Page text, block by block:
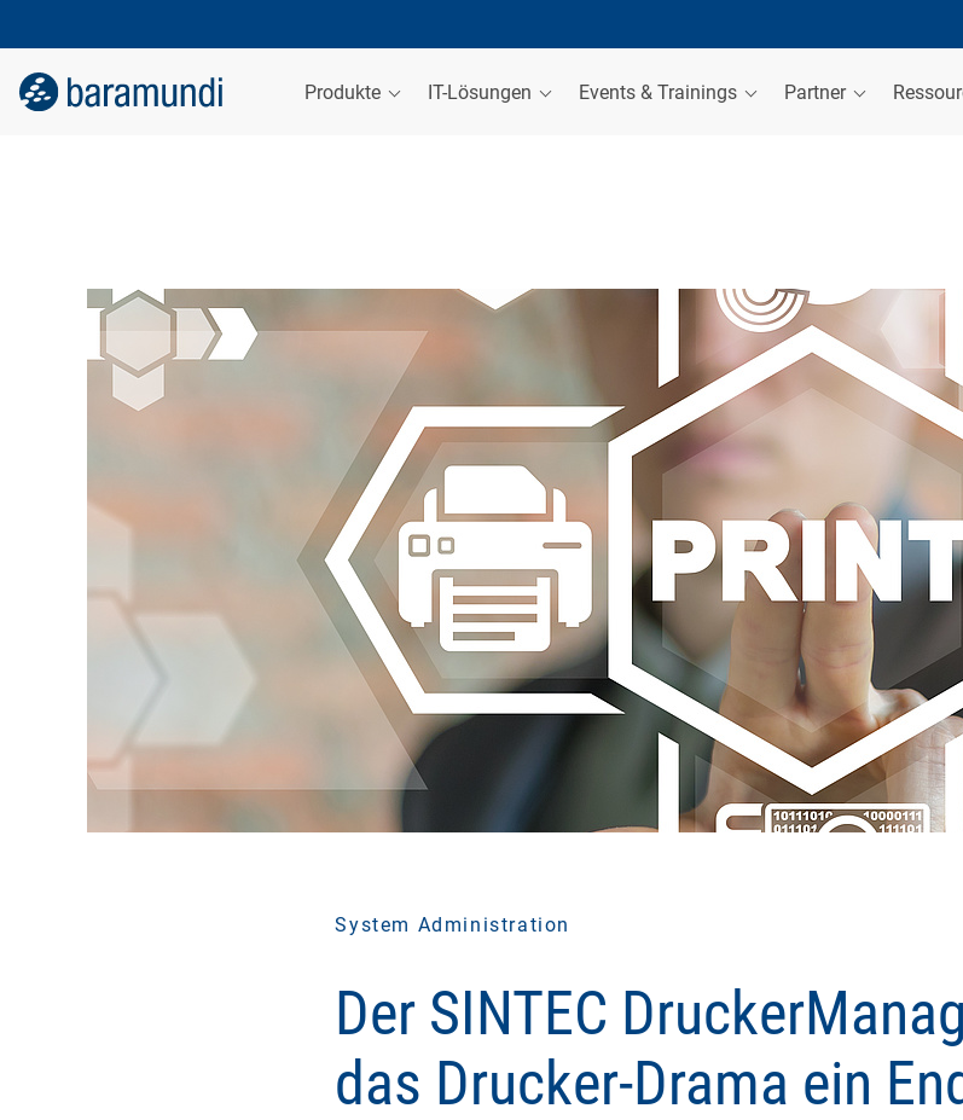
Produkte IT-Lösungen Events & Trainings Partner
System Administration
Der SINTEC
das Drucker-Drama ein